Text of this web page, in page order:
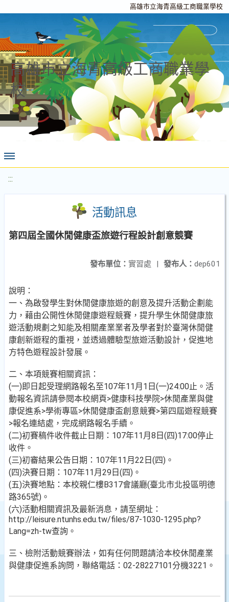
高雄市立海青高級工商職業學校
高雄市立海青高級工商職業學
校
:::
活動訊息
第四屆全國休閒健康盃旅遊行程設計創意競賽
發布人： dep601
發布單位： 實習處 |
說明：
一、為啟發學生對休閒健康旅遊的創意及提升活動企劃能
力，藉由公開性休閒健康遊程競賽，提升學生休閒健康旅
遊活動規劃之知能及相關產業業者及學者對於臺灣休閒健
康創新遊程的重視，並透過體驗型旅遊活動設計，促進地
方特色遊程設計發展。
二、本項競賽相關資訊：
(一)即日起受理網路報名至107年11月1日(一)24:00止。活
動報名資訊請參閱本校網頁>健康科技學院>休閒產業與健
康促進系>學術專區>休閒健康盃創意競賽>第四屆遊程競賽
>報名連結處，完成網路報名手續。
(二)初賽稿件收件截止日期：107年11月8日(四)17:00停止
收件。
(三)初審結果公告日期：107年11月22日(四)。
(四)決賽日期：107年11月29日(四)。
(五)決賽地點：本校親仁樓B317會議廳(臺北市北投區明德
路365號)。
(六)活動相關資訊及最新消息，請至網址：
http://leisure.ntunhs.edu.tw/files/87-1030-1295.php?
Lang=zh-tw查詢。
三、檢附活動競賽辦法，如有任何問題請洽本校休閒產業
與健康促進系詢問，聯絡電話：02-28227101分機3221。